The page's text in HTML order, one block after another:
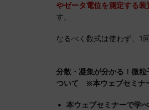
やゼータ電位を測定する装
す。
なるべく数式は使わず、1
分散・凝集が分かる！微
ついて ※本ウェブセミナ
本ウェブセミナーで学